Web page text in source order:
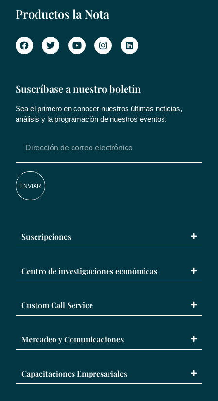
Productos la Nota
Suscríbase a nuestro boletín
Sea el primero en conocer nuestros últimas noticias,
análisis y la programación de nuestros eventos.
ENVIAR
Suscripciones
Centro de investigaciones económicas
Custom Call Service
Mercadeo y Comunicaciones
Capacitaciones Empresariales